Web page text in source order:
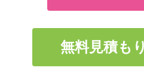
無料見積も